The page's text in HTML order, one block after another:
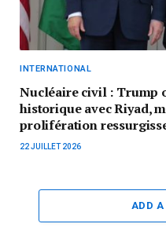
INTERNATIONAL
Nucléaire civil : Trump
historique avec Riyad,
prolifération
22 JUILLET 2026
ADD